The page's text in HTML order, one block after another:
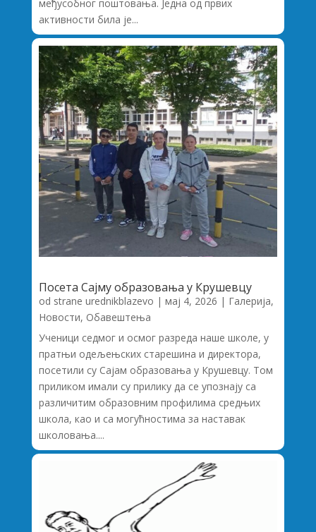
међусобног поштовања. Једна од првих
активности била је...
Посета Сајму образовања у Крушевцу
od strane urednikblazevo | мај 4, 2026 | Галерија,
Новости, Обавештења
Ученици седмог и осмог разреда наше школе, у
пратњи одељењских старешина и директора,
посетили су Сајам образовања у Крушевцу. Том
приликом имали су прилику да се упознају са
различитим образовним профилима средњих
школа, као и са могућностима за наставак
школовања....